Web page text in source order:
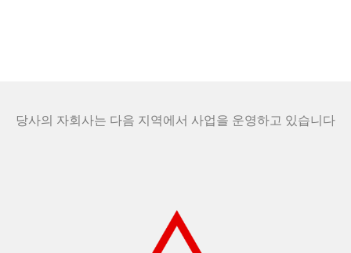
당사의 자회사는 다음 지역에서 사업을 운영하고 있습니다